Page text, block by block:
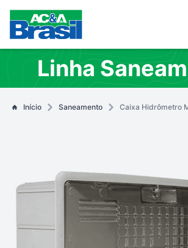
Linha
Início Saneamento Caixa Hidrômetro